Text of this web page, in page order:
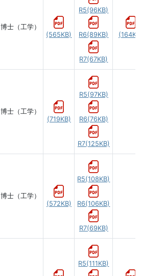
博士（工学）
(565KB)
R5(96KB)
R6(89KB)
R7(67KB)
博士（工学）
(719KB)
R5(97KB)
R6(76KB)
R7(125KB)
博士（工学）
(572KB)
R5(108KB)
R6(106KB)
R7(69KB)
R5(111KB)